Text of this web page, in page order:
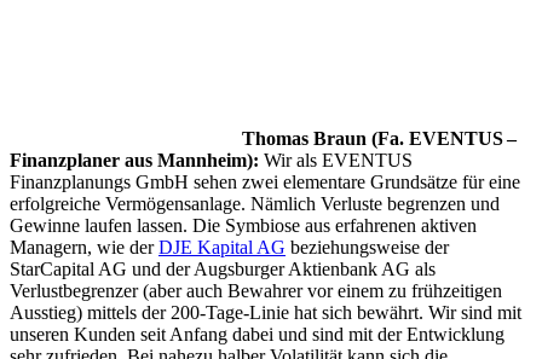
Thomas Braun (Fa. EVENTUS –
Finanzplaner aus Mannheim): Wir als EVENTUS
Finanzplanungs GmbH sehen zwei elementare Grundsätze für eine
erfolgreiche Vermögensanlage. Nämlich Verluste begrenzen und
Gewinne laufen lassen. Die Symbiose aus erfahrenen aktiven
Managern, wie derDJE Kapital AG beziehungsweise der
StarCapital AG und der Augsburger Aktienbank AG als
Verlustbegrenzer (aber auch Bewahrer vor einem zu frühzeitigen
Ausstieg) mittels der 200-Tage-Linie hat sich bewährt. Wir sind mit
unseren Kunden seit Anfang dabei und sind mit der Entwicklung